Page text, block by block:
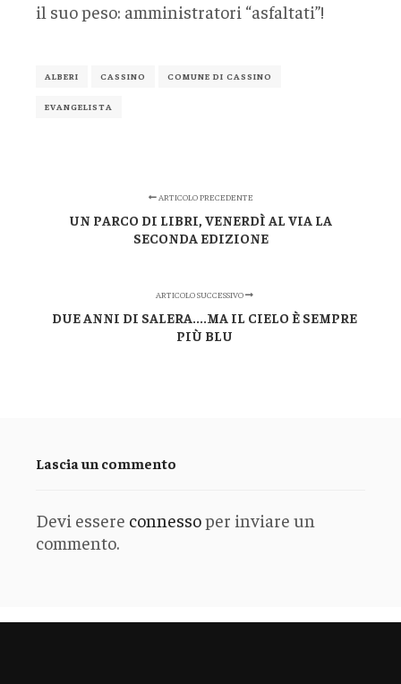
il suo peso: amministratori “asfaltati”!
ALBERI CASSINO COMUNE DI CASSINO
EVANGELISTA
ARTICOLO PRECEDENTE
UN PARCO DI LIBRI, VENERDÌ AL VIA LA
SECONDA EDIZIONE
ARTICOLO SUCCESSIVO
DUE ANNI DI SALERA....MA IL CIELO È SEMPRE
PIÙ BLU
Lascia un commento
Devi essere connessoper inviare un
commento.